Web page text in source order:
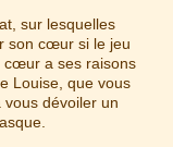
sur lesquelles
son cœur si le jeu
cœur a ses raisons
Louise, que vous
dévoiler un